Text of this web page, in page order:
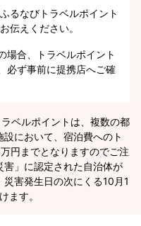
るなびトラベルポイント
伝えください。
場合、トラベルポイント
必ず事前に提携店へご確
ベルポイントは、複数の都
において、宿泊費へのト
円までとなりますのでご注
」に認定された自治体が
害発生日の次にくる10月1
ます。